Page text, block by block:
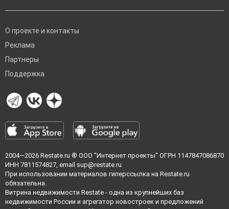
О проекте и контакты
Реклама
Партнеры
Поддержка
2004—2026 Restate.ru ® ООО "Интернет проекты" ОГРН 1147847086870
ИНН 7811574827, email sup@restate.ru
При использовании материалов гиперссылка на Restate.ru
обязательна.
Витрина недвижимости Restate - одна из крупнейших баз
недвижимости России и агрегатор новостроек и предложений